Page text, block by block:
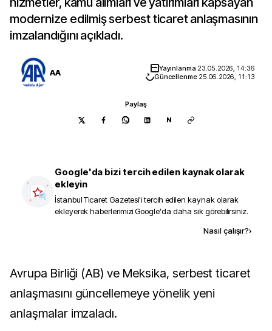
modernize edilmiş serbest ticaret anlaşmasının
imzalandığını açıkladı.
AA Yayınlanma 23.05.2026, 14:36
Güncellenme 25.06.2026, 11:13
Paylaş
N
Google'da bizi tercih edilen kaynak olarak
ekleyin
İstanbul Ticaret Gazetesi'i tercih edilen kaynak olarak
ekleyerek haberlerimizi Google'da daha sık görebilirsiniz.
Nasıl çalışır?›
Avrupa Birliği (AB) ve Meksika, serbest ticaret
anlaşmasını güncellemeye yönelik yeni
anlaşmalar imzaladı.